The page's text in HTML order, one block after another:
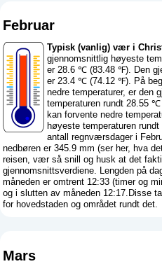
Februar
Typisk (vanlig) vær i
gjennomsnittlig høyeste
er 28.6 ℃ (83.48 ℉). Den
er 23.4 ℃ (74.12 ℉). På
nedre temperaturer, er den
temperaturen rundt 28.55
kan forvente nedre
høyeste temperaturen
antall regnværsdager i
nedbøren er 345.9 mm (ser her, hva
reisen, vær så snill og husk at det
gjennomsnittsverdiene. Lengden på
måneden er omtrent 12:33 (timer og
og i slutten av måneden 12:17.Disse
for hovedstaden og området rundt det.
Mars